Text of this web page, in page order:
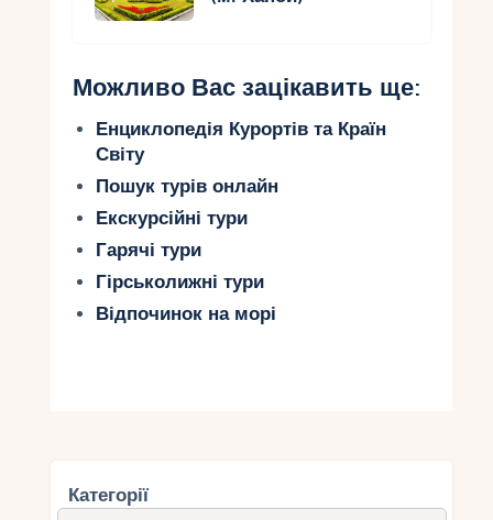
Можливо Вас зацікавить ще:
Енциклопедія Курортів та Країн
Світу
Пошук турів онлайн
Екскурсійні тури
Гарячі тури
Гірськолижні тури
Відпочинок на морі
Категорії